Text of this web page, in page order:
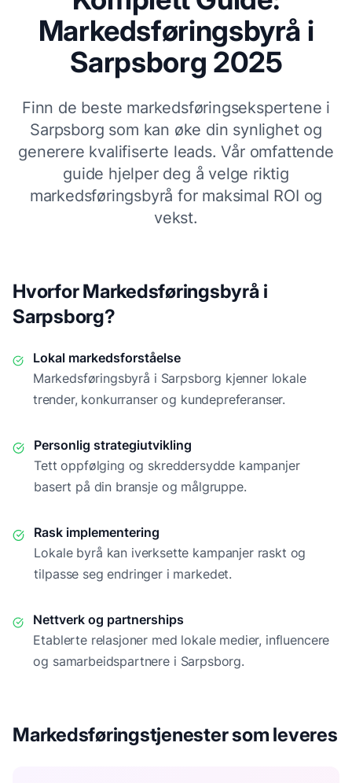
Markedsføringsbyrå i
Sarpsborg 2025
Finn de beste markedsføringsekspertene i
Sarpsborg som kan øke din synlighet og
generere kvalifiserte leads. Vår omfattende
guide hjelper deg å velge riktig
markedsføringsbyrå for maksimal ROI og
vekst.
Hvorfor Markedsføringsbyrå i
Sarpsborg?
Lokal markedsforståelse
Markedsføringsbyrå i Sarpsborg kjenner lokale
trender, konkurranser og kundepreferanser.
Personlig strategiutvikling
Tett oppfølging og skreddersydde kampanjer
basert på din bransje og målgruppe.
Rask implementering
Lokale byrå kan iverksette kampanjer raskt og
tilpasse seg endringer i markedet.
Nettverk og partnerships
Etablerte relasjoner med lokale medier, influencere
og samarbeidspartnere i Sarpsborg.
Markedsføringstjenester som leveres